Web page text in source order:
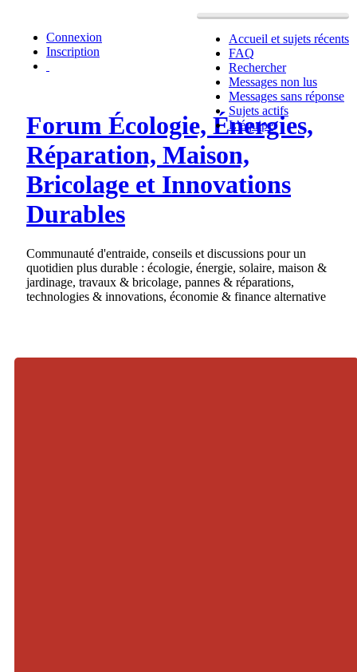
Accueil et sujets récents
FAQ
Rechercher
Messages non lus
Messages sans réponse
Sujets actifs
L’équipe
Connexion
Inscription
Forum Écologie, Énergies,
Réparation, Maison,
Bricolage et Innovations
Durables
Communauté d'entraide, conseils et discussions pour un
quotidien plus durable : écologie, énergie, solaire, maison &
jardinage, travaux & bricolage, pannes & réparations,
technologies & innovations, économie & finance alternative